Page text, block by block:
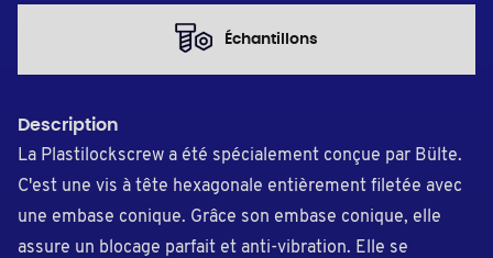
Échantillons
Description
La Plastilockscrew a été spécialement conçue par Bülte.
C'est une vis à tête hexagonale entièrement filetée avec
une embase conique. Grâce son embase conique, elle
assure un blocage parfait et anti-vibration. Elle se